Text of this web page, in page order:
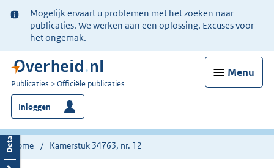
Ter
informatie:
Mogelijk ervaart u problemen met het zoeken naar
publicaties. We werken aan een oplossing. Excuses voor
het ongemak.
Menu
U
bent
nu
hier:
Publicaties Officiële publicaties
Inloggen
Home Kamerstuk 34763, nr. 12